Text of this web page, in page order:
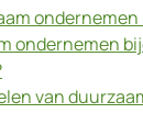
ondernemen
van